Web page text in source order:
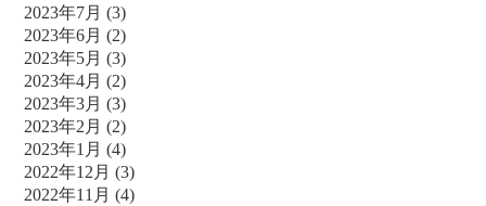
2023年7月 (3)
2023年6月 (2)
2023年5月 (3)
2023年4月 (2)
2023年3月 (3)
2023年2月 (2)
2023年1月 (4)
2022年12月 (3)
2022年11月 (4)